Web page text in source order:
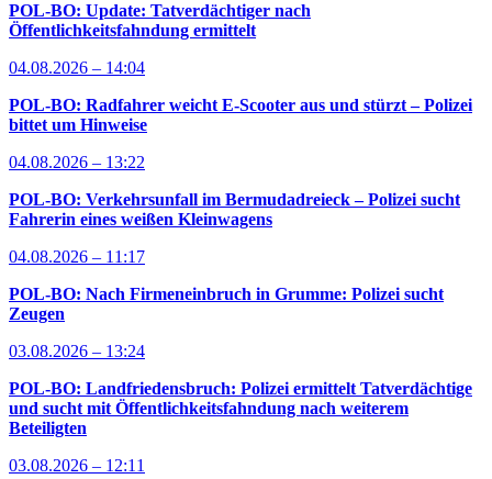
POL-BO: Update: Tatverdächtiger nach
Öffentlichkeitsfahndung ermittelt
04.08.2026 – 14:04
POL-BO: Radfahrer weicht E-Scooter aus und stürzt – Polizei
bittet um Hinweise
04.08.2026 – 13:22
POL-BO: Verkehrsunfall im Bermudadreieck – Polizei sucht
Fahrerin eines weißen Kleinwagens
04.08.2026 – 11:17
POL-BO: Nach Firmeneinbruch in Grumme: Polizei sucht
Zeugen
03.08.2026 – 13:24
POL-BO: Landfriedensbruch: Polizei ermittelt Tatverdächtige
und sucht mit Öffentlichkeitsfahndung nach weiterem
Beteiligten
03.08.2026 – 12:11